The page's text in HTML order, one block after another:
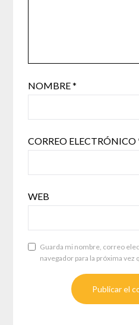
NOMBRE*
CORREO ELECTRÓNICO
WEB
Guarda mi nombre, correo
navegador para la próxima vez